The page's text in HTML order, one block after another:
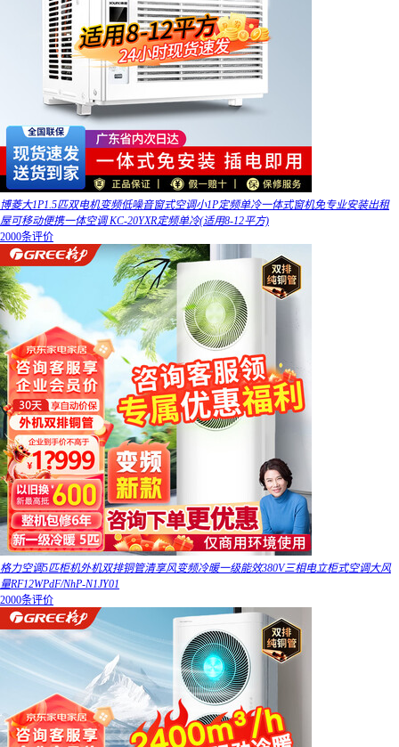
博菱大1P1.5匹双电机变频低噪音窗式空调小1P定频单冷一体式窗机免专业安装出租
屋可移动便携一体空调 KC-20YXR定频单冷(适用8-12平方)
2000条评价
格力空调5匹柜机外机双排铜管清享风变频冷暖一级能效380V三相电立柜式空调大风
量RF12WPdF/NhP-N1JY01
2000条评价